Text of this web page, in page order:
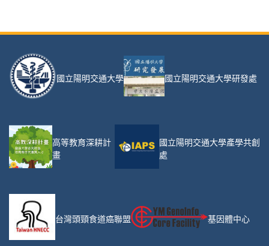
國立陽明交通大學 國立陽明交通大學研發處
高等教育深耕計
畫
國立陽明交通大學產學共創
處
台灣頭頸食道癌聯盟 基因體中心